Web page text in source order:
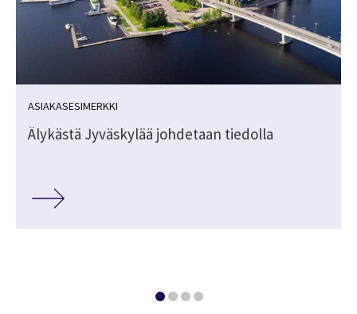
ASIAKASESIMERKKI
Älykästä Jyväskylää johdetaan tiedolla